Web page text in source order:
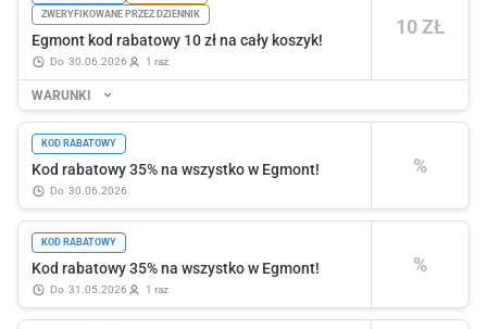
10 ZŁ
ZWERYFIKOWANE PRZEZ DZIENNIK
Egmont kod rabatowy 10 zł na cały koszyk!
do 30.06.2026 1 raz
WARUNKI
%
KOD RABATOWY
Kod rabatowy 35% na wszystko w Egmont!
do 30.06.2026
%
KOD RABATOWY
Kod rabatowy 35% na wszystko w Egmont!
do 31.05.2026 1 raz